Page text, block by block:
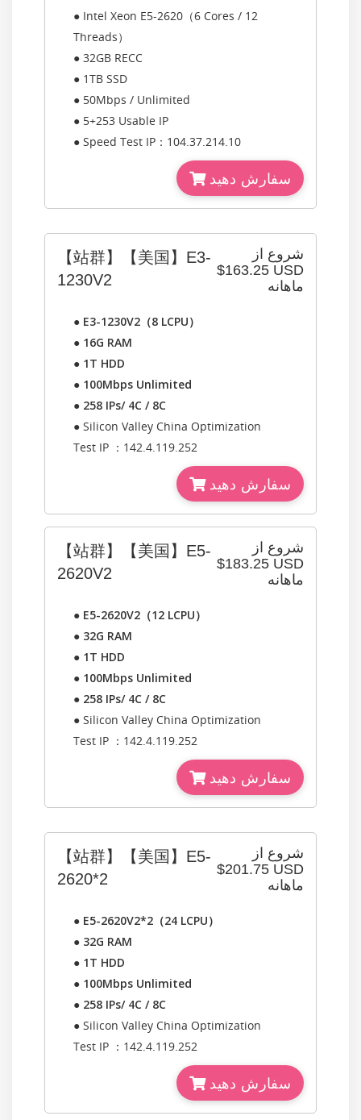
● Intel Xeon E5-2620（6 Cores / 12
Threads）
● 32GB RECC
● 1TB SSD
● 50Mbps / Unlimited
● 5+253 Usable IP
● Speed Test IP：104.37.214.10
سفارش دهید
شروع از
$163.25 USD
ماهانه
【站群】【美国】E3-
1230V2
● E3-1230V2（8 LCPU）
● 16G RAM
● 1T HDD
● 100Mbps Unlimited
● 258 IPs/ 4C / 8C
● Silicon Valley China Optimization
Test IP ：142.4.119.252
سفارش دهید
شروع از
$183.25 USD
ماهانه
【站群】【美国】E5-
2620V2
● E5-2620V2（12 LCPU）
● 32G RAM
● 1T HDD
● 100Mbps Unlimited
● 258 IPs/ 4C / 8C
● Silicon Valley China Optimization
Test IP ：142.4.119.252
سفارش دهید
شروع از
$201.75 USD
ماهانه
【站群】【美国】E5-
2620*2
● E5-2620V2*2（24 LCPU）
● 32G RAM
● 1T HDD
● 100Mbps Unlimited
● 258 IPs/ 4C / 8C
● Silicon Valley China Optimization
Test IP ：142.4.119.252
سفارش دهید